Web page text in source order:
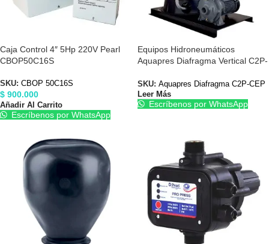
Caja Control 4″ 5Hp 220V Pearl
CBOP50C16S
SKU: CBOP 50C16S
$ 900.000
Añadir Al Carrito
Escríbenos por WhatsApp
Equipos Hidroneumáticos
Aquapres Diafragma Vertical C2P-
SKU: Aquapres Diafragma C2P-CEP
Leer Más
Escríbenos por WhatsApp